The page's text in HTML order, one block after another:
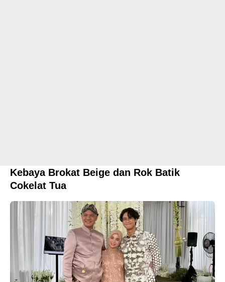
Kebaya Brokat Beige dan Rok Batik
Cokelat Tua